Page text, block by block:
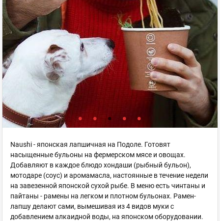
Naushi - японская лапшичная на Подоле. Готовят
насыщенные бульоны на фермерском мясе и овощах.
Добавляют в каждое блюдо хондаши (рыбный бульон),
мотодаре (соус) и аромамасла, настоянные в течение недели
на завезенной японской сухой рыбе. В меню есть чинтаны и
пайтаны - рамены на легком и плотном бульонах. Рамен-
лапшу делают сами, вымешивая из 4 видов муки с
добавлением алкаидной воды, на японском оборудовании.